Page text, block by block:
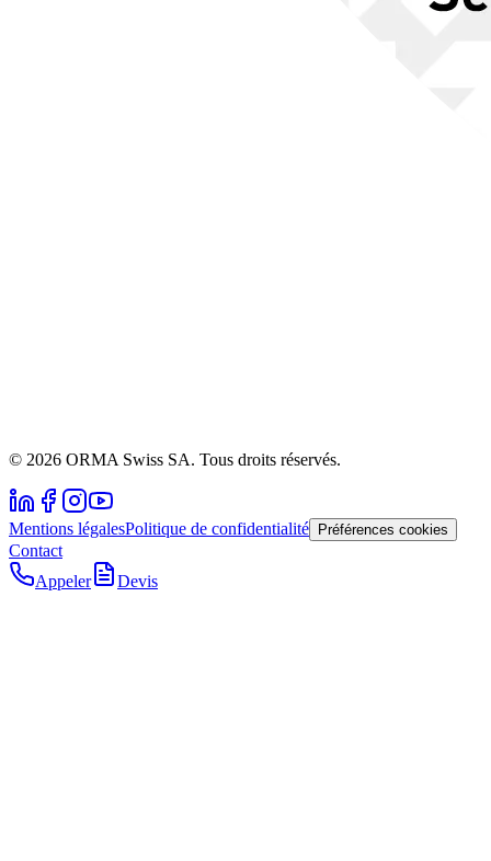
© 2026 ORMA Swiss SA. Tous droits réservés.
Mentions légalesPolitique de confidentialité Préférences cookies
Contact
Appeler
Devis